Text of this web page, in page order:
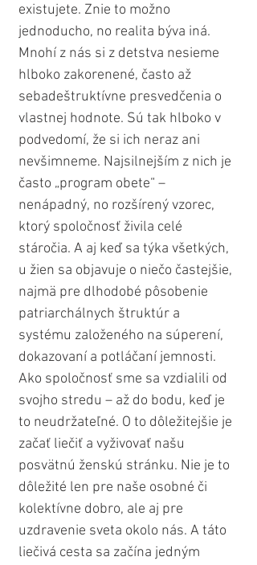
existujete. Znie to možno
jednoducho, no realita býva iná.
Mnohí z nás si z detstva nesieme
hlboko zakorenené, často až
sebadeštruktívne presvedčenia o
vlastnej hodnote. Sú tak hlboko v
podvedomí, že si ich neraz ani
nevšimneme. Najsilnejším z nich je
často „program obete“ –
nenápadný, no rozšírený vzorec,
ktorý spoločnosť živila celé
stáročia. A aj keď sa týka všetkých,
u žien sa objavuje o niečo častejšie,
najmä pre dlhodobé pôsobenie
patriarchálnych štruktúr a
systému založeného na súperení,
dokazovaní a potláčaní jemnosti.
Ako spoločnosť sme sa vzdialili od
svojho stredu – až do bodu, keď je
to neudržateľné. O to dôležitejšie je
začať liečiť a vyživovať našu
posvätnú ženskú stránku. Nie je to
dôležité len pre naše osobné či
kolektívne dobro, ale aj pre
uzdravenie sveta okolo nás. A táto
liečivá cesta sa začína jedným